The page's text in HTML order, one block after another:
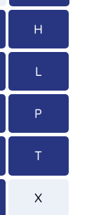
H
L
P
T
X